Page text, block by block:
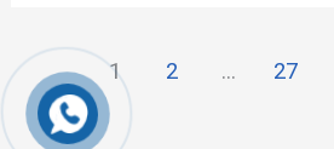
1 2 … 27